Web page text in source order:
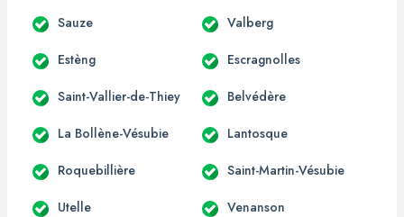
Sauze Valberg
Estèng Escragnolles
Saint-Vallier-de-Thiey Belvédère
La Bollène-Vésubie Lantosque
Roquebillière Saint-Martin-Vésubie
Utelle Venanson